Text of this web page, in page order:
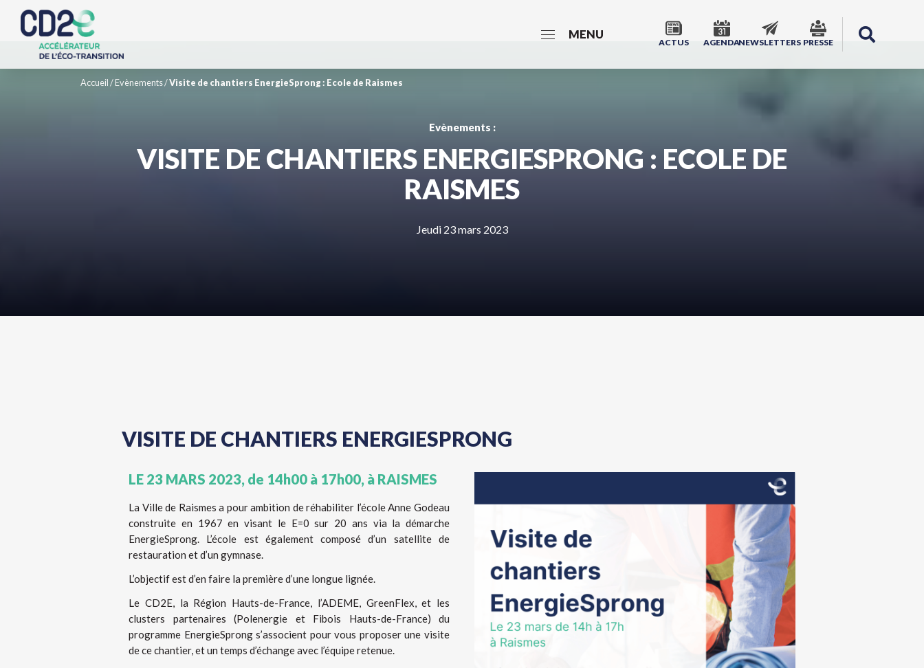
MENU
ACTUS AGENDANEWSLETTERS PRESSE
Accueil/Evènements/Visite de chantiers EnergieSprong : Ecole de Raismes
Evènements :
VISITE DE CHANTIERS ENERGIESPRONG : ECOLE DE
RAISMES
Jeudi 23 mars 2023
VISITE DE CHANTIERS ENERGIESPRONG
LE 23 MARS 2023, de 14h00 à 17h00, à RAISMES
La Ville de Raismes a pour ambition de réhabiliter l’école Anne Godeau
construite en 1967 en visant le E=0 sur 20 ans via la démarche
EnergieSprong. L’école est également composé d’un satellite de
restauration et d’un gymnase.
L’objectif est d’en faire la première d’une longue lignée.
Le CD2E, la Région Hauts-de-France, l’ADEME, GreenFlex, et les
clusters partenaires (Polenergie et Fibois Hauts-de-France) du
programme EnergieSprong s’associent pour vous proposer une visite
de ce chantier, et un temps d’échange avec l’équipe retenue.